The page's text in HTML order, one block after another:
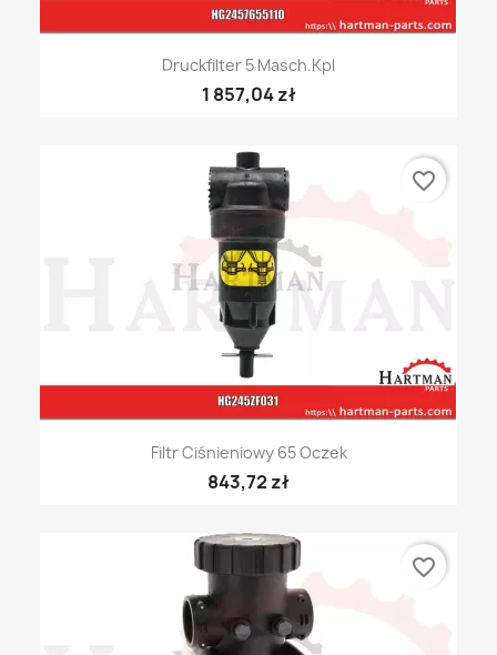
Druckfilter 5 Masch.Kpl
1 857,04 zł
Filtr Ciśnieniowy 65 Oczek
843,72 zł
favorite_border
favorite_border